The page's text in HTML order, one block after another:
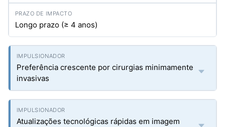
Longo prazo (≥ 4 anos)
Preferência crescente por cirurgias minimamente
invasivas
Atualizações tecnológicas rápidas em imagem